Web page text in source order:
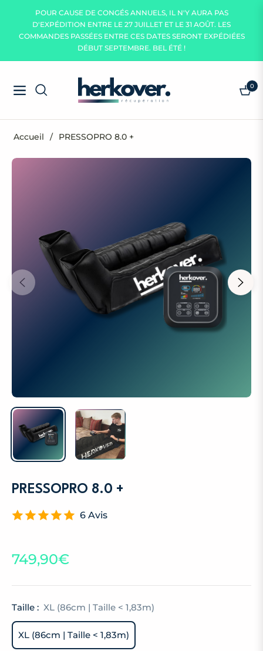
POUR CAUSE DE CONGÉS ANNUELS, IL N'Y AURA PAS
D'EXPÉDITION ENTRE LE 27 JUILLET ET LE 31 AOÛT. LES
COMMANDES PASSÉES ENTRE CES DATES SERONT EXPÉDIÉES
DÉBUT SEPTEMBRE. BEL ÉTÉ !
Navigation
0
Accueil / PRESSOPRO 8.0 +
PRESSOPRO 8.0 +
6 Avis
Prix
749,90€
Taille : XL (86cm | Taille < 1,83m)
XL (86cm | Taille < 1,83m)